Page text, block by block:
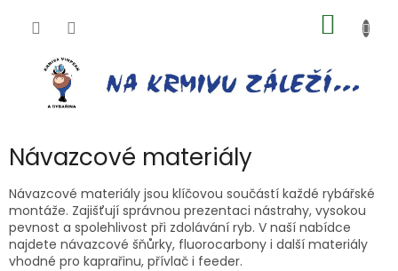
KOŠÍK
Návazcové materiály
Návazcové materiály jsou klíčovou součástí každé rybářské
montáže. Zajišťují správnou prezentaci nástrahy, vysokou
pevnost a spolehlivost při zdolávání ryb. V naší nabídce
najdete návazcové šňůrky, fluorocarbony i další materiály
vhodné pro kaprařinu, přívlač i feeder.